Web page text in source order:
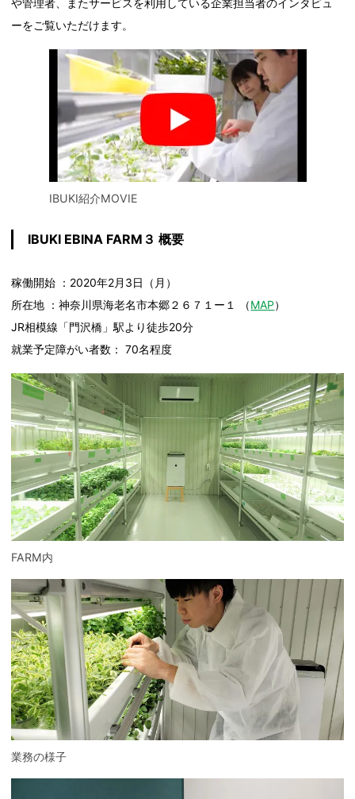
や管理者、またサービスを利用している企業担当者のインタビュ
ーをご覧いただけます。
IBUKI紹介MOVIE
IBUKI EBINA FARM３ 概要
稼働開始 ：2020年2月3日（月）
所在地 ：神奈川県海老名市本郷２６７１ー１ （MAP）
JR相模線「門沢橋」駅より徒歩20分
就業予定障がい者数： 70名程度
FARM内
業務の様子